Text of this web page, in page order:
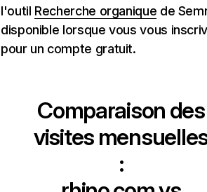
l'outil Recherche organique de
disponible lorsque vous vous
pour un compte gratuit.
Comparaison des
visites
: